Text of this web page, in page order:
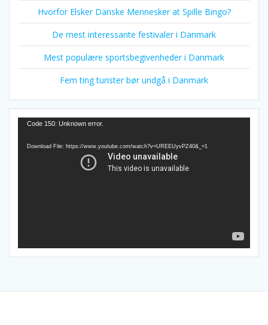
Hvorfor Elsker Danske Mennesker at Spille Bingo?
De mest interessante festivaler i Danmark
Mest populære sportsbegivenheder i Danmark
Fem ting turister bør undgå i Danmark
Code 150: Unknown error.
Download File: https://www.youtube.com/watch?v=UREEUyvPZ40&_=1